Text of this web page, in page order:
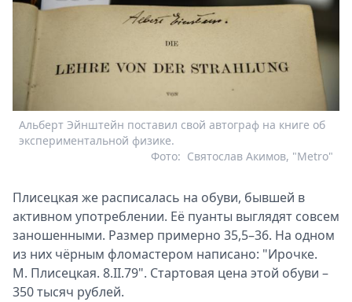
Альберт Эйнштейн поставил свой автограф на книге об
экспериментальной физике.
Святослав Акимов, "Metro"
Фото:
Плисецкая же расписалась на обуви, бывшей в
активном употреблении. Её пуанты выглядят совсем
заношенными. Размер примерно 35,5–36. На одном
из них чёрным фломастером написано: "Ирочке.
М. Плисецкая. 8.II.79". Стартовая цена этой обуви –
350 тысяч рублей.